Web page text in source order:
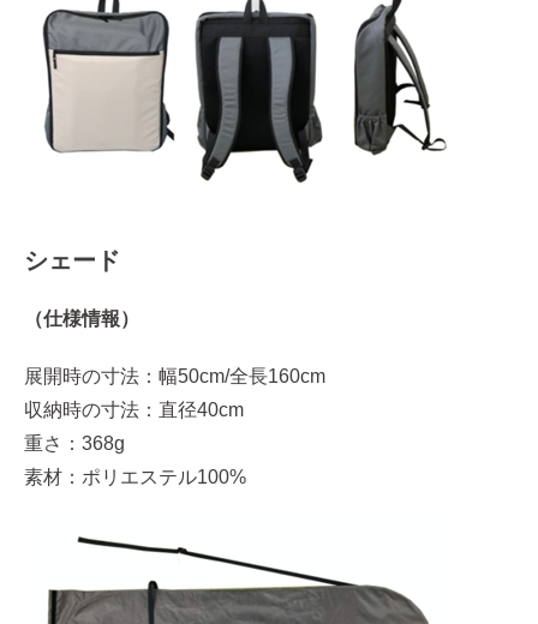
シェード
（仕様情報）
展開時の寸法：幅50cm/全長160cm
収納時の寸法：直径40cm
重さ：368g
素材：ポリエステル100%